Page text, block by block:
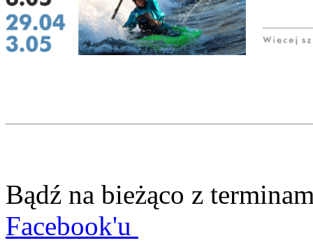
Bądź na bieżąco z
Facebook'u